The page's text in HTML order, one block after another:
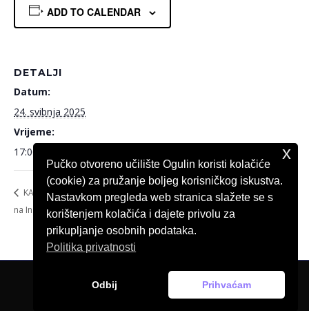
ADD TO CALENDAR
DETALJI
Datum:
24. svibnja 2025
Vrijeme:
17:00
KAZALIŠTE OGULIN Tri sestre
na Instagramu
KINO OGULIN Nemoguća misija:
Konačna odmazda
© Pučko otvoreno učilište Ogulin, 2026.
Pučko otvoreno učilište Ogulin koristi kolačiće
(cookie) za pružanje boljeg korisničkog iskustva.
Nastavkom pregleda web stranica slažete se s
korištenjem kolačića i dajete privolu za
prikupljanje osobnih podataka.
Politika privatnosti
Odbij Prihvaćam
x